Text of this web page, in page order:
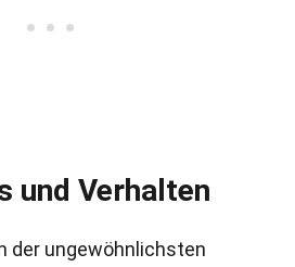
und Verhalten
der ungewöhnlichsten